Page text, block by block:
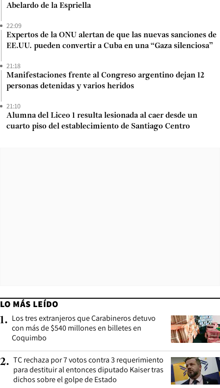
Abelardo de la Espriella
22:09
Expertos de la ONU alertan de que las nuevas sanciones de
EE.UU. pueden convertir a Cuba en una “Gaza silenciosa”
21:18
Manifestaciones frente al Congreso argentino dejan 12
personas detenidas y varios heridos
21:10
Alumna del Liceo 1 resulta lesionada al caer desde un
cuarto piso del establecimiento de Santiago Centro
LO MÁS LEÍDO
1. Los tres extranjeros que Carabineros detuvo
con más de $540 millones en billetes en
Coquimbo
2. TC rechaza por 7 votos contra 3 requerimiento
para destituir al entonces diputado Kaiser tras
dichos sobre el golpe de Estado